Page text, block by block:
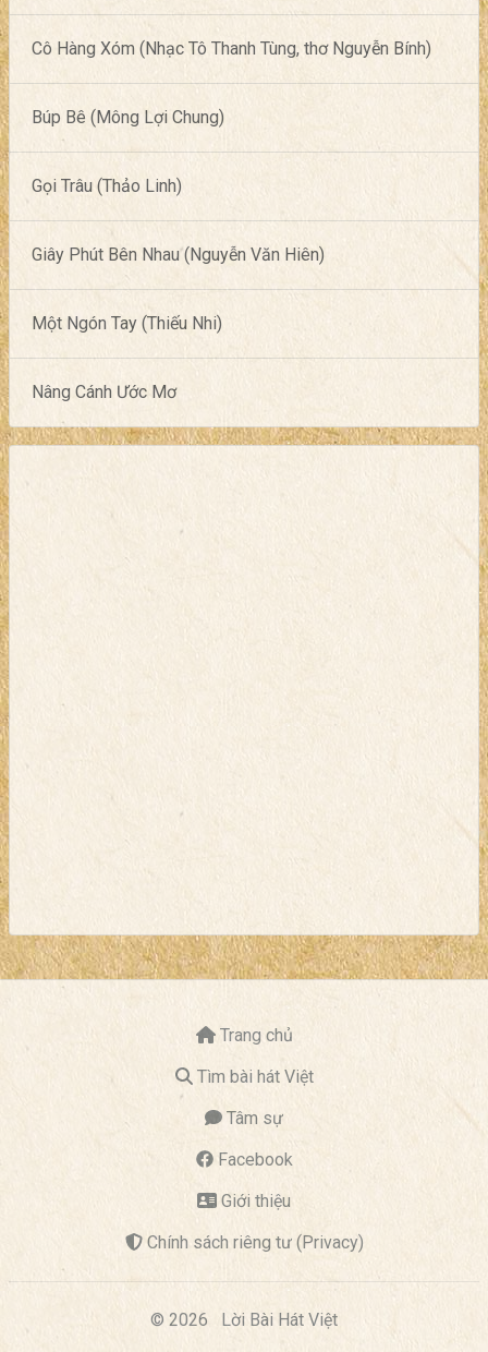
Cô Hàng Xóm (Nhạc Tô Thanh Tùng, thơ Nguyễn Bính)
Búp Bê (Mông Lợi Chung)
Gọi Trâu (Thảo Linh)
Giây Phút Bên Nhau (Nguyễn Văn Hiên)
Một Ngón Tay (Thiếu Nhi)
Nâng Cánh Ước Mơ
Trang chủ
Tìm bài hát Việt
Tâm sự
Facebook
Giới thiệu
Chính sách riêng tư (Privacy)
© 2026 Lời Bài Hát Việt